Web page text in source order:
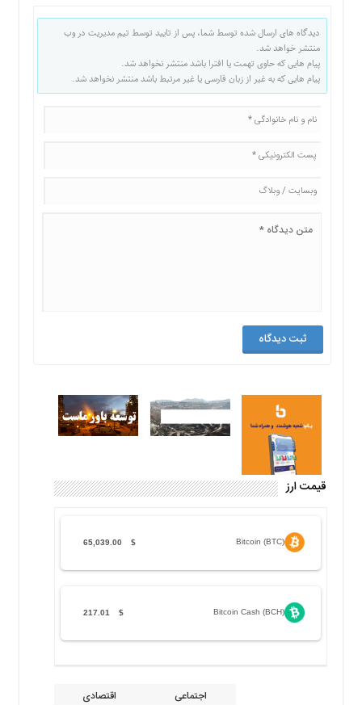
دیدگاه های ارسال شده توسط شما، پس از تایید توسط تیم مدیریت در وب
منتشر خواهد شد.
پیام هایی که حاوی تهمت یا افترا باشد منتشر نخواهد شد.
پیام هایی که به غیر از زبان فارسی یا غیر مرتبط باشد منتشر نخواهد شد.
قیمت ارز
Bitcoin (BTC)
$
65,039.00
Bitcoin Cash (BCH)
$
217.01
اجتماعی اقتصادی